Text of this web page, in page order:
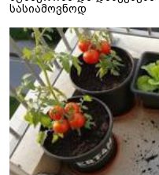
სასიამოვნოდ